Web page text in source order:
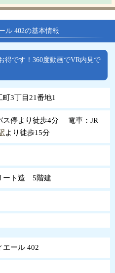
ル 402の基本情報
得です！360度動画でVR内見で
町3丁目21番地1
ス停より徒歩4分 電車：JR
より徒歩15分
ート造 5階建
エール 402